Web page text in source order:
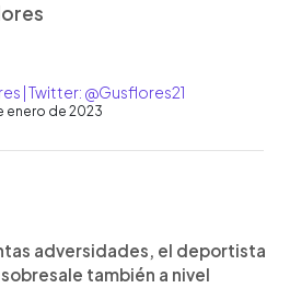
| Twitter: @Gusflores21
enero de 2023
adversidades, el deportista
también a nivel